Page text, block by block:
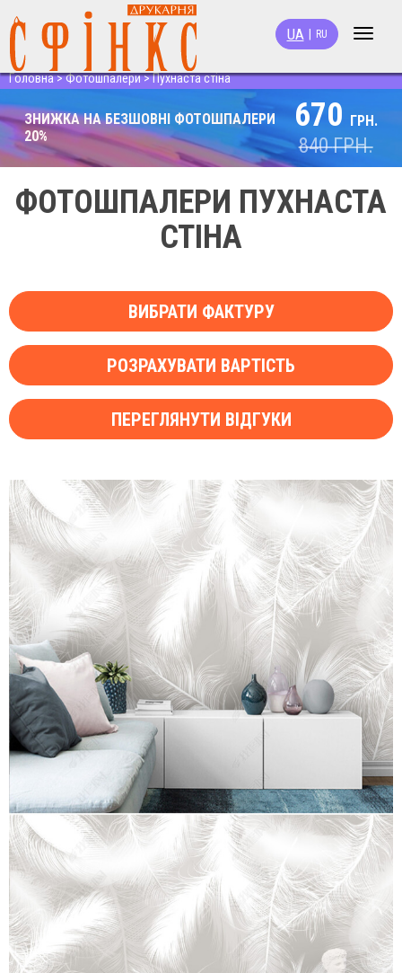
Toggle
UA RU
Головна>Фотошпалери>Пухнаста стіна
ЗНИЖКА НА БЕЗШОВНІ ФОТОШПАЛЕРИ
20%
670 ГРН.
840ГРН.
ФОТОШПАЛЕРИ ПУХНАСТА
СТІНА
ВИБРАТИ ФАКТУРУ
РОЗРАХУВАТИ ВАРТІСТЬ
ПЕРЕГЛЯНУТИ ВІДГУКИ